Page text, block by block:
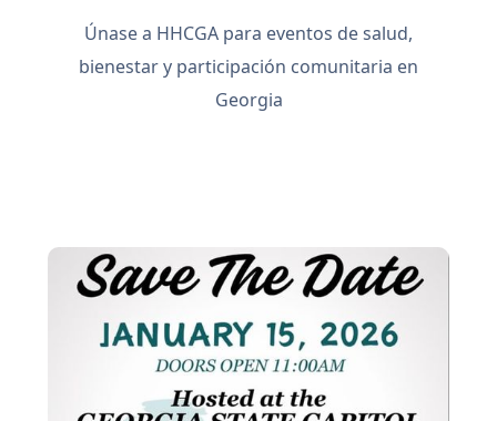
Únase a HHCGA para eventos de salud,
bienestar y participación comunitaria en
Georgia